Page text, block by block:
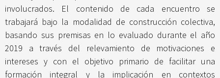
involucrados. El contenido de cada encuentro se
trabajará bajo la modalidad de construcción colectiva,
basando sus premisas en lo evaluado durante el año
2019 a través del relevamiento de motivaciones e
intereses y con el objetivo primario de facilitar una
formación integral y la implicación en contextos